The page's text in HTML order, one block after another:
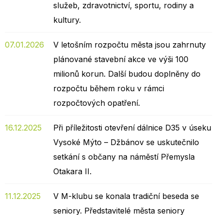
služeb, zdravotnictví, sportu, rodiny a
kultury.
07.01.2026
V letošním rozpočtu města jsou zahrnuty
plánované stavební akce ve výši 100
milionů korun. Další budou doplněny do
rozpočtu během roku v rámci
rozpočtových opatření.
16.12.2025
Při příležitosti otevření dálnice D35 v úseku
Vysoké Mýto – Džbánov se uskutečnilo
setkání s občany na náměstí Přemysla
Otakara II.
11.12.2025
V M-klubu se konala tradiční beseda se
seniory. Představitelé města seniory